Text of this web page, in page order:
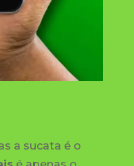
a sucata é o